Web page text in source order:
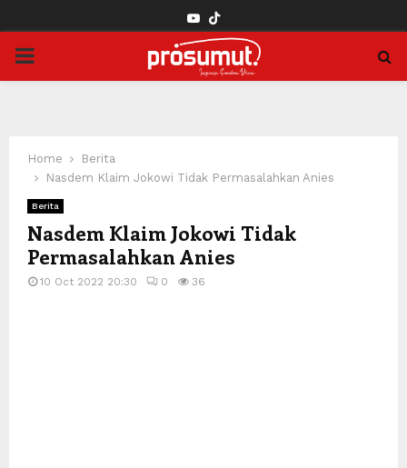
YOUTUBE
PRIMARY
Home
Berita
Nasdem Klaim Jokowi Tidak Permasalahkan Anies
Berita
Nasdem Klaim Jokowi Tidak
Permasalahkan Anies
10 Oct 2022 20:30 0 36